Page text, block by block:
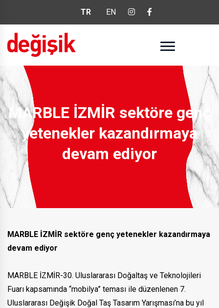
TR EN
MARBLE İZMİR sektöre genç
yetenekler kazandırmaya
devam ediyor
MARBLE İZMİR sektöre genç yetenekler kazandırmaya
devam ediyor
MARBLE İZMİR-30. Uluslararası Doğaltaş ve Teknolojileri
Fuarı kapsamında “mobilya” teması ile düzenlenen 7.
Uluslararası Değişik Doğal Taş Tasarım Yarışması’na bu yıl